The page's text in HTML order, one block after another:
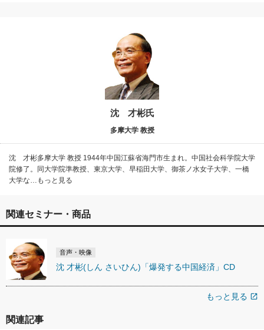
沈 才彬氏
多摩大学 教授
沈 才彬多摩大学 教授 1944年中国江蘇省海門市生まれ。中国社会科学院大学
院修了。同大学院準教授、東京大学、早稲田大学、御茶ノ水女子大学、一橋
大学な…もっと見る
関連セミナー・商品
音声・映像
沈 才彬(しん さいひん)「爆発する中国経済」CD
もっと見る open_in_new
関連記事